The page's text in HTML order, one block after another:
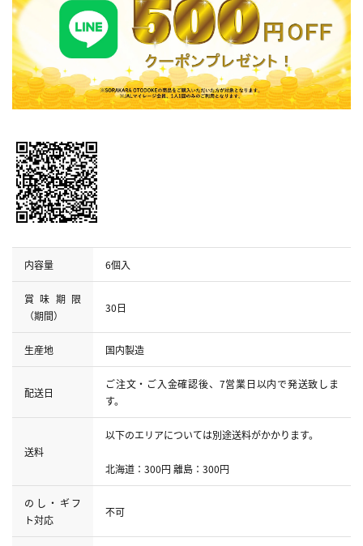
内容量 6個入
賞味期限
（期間）
30日
生産地 国内製造
配送日
ご注文・ご入金確認後、7営業日以内で発送致しま
す。
送料
以下のエリアについては別途送料がかかります。
北海道：300円 離島：300円
のし・ギフ
ト対応
不可